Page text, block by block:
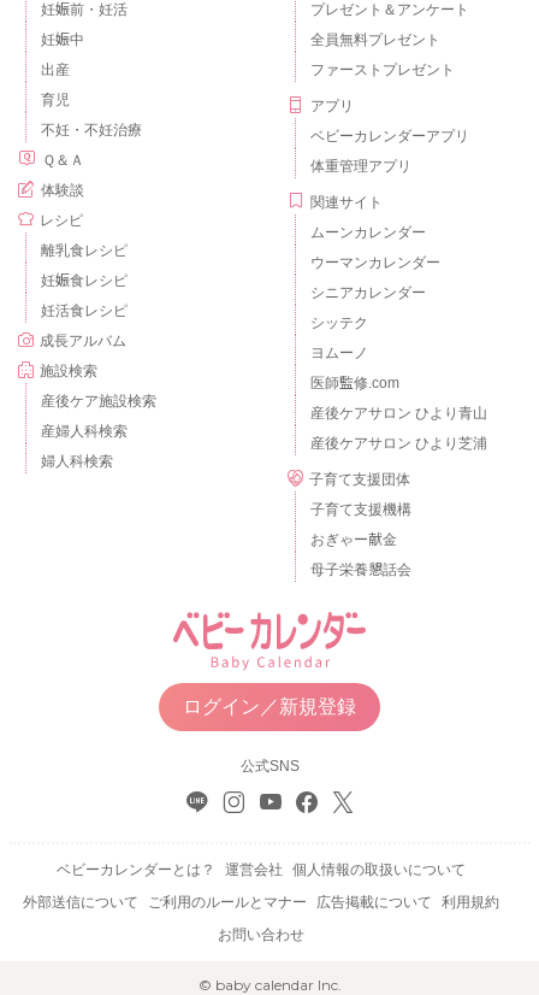
妊娠前・妊活
妊娠中
出産
育児
不妊・不妊治療
Ｑ＆Ａ
体験談
レシピ
離乳食レシピ
妊娠食レシピ
妊活食レシピ
成長アルバム
施設検索
産後ケア施設検索
産婦人科検索
婦人科検索
プレゼント＆アンケート
全員無料プレゼント
ファーストプレゼント
アプリ
ベビーカレンダーアプリ
体重管理アプリ
関連サイト
ムーンカレンダー
ウーマンカレンダー
シニアカレンダー
シッテク
ヨムーノ
医師監修.com
産後ケアサロン ひより青山
産後ケアサロン ひより芝浦
子育て支援団体
子育て支援機構
おぎゃー献金
母子栄養懇話会
ログイン／新規登録
公式SNS
ベビーカレンダーとは？ 運営会社
個人情報の取扱いについて
外部送信について
ご利用のルールとマナー 広告掲載について
利用規約
お問い合わせ
© baby calendar Inc.